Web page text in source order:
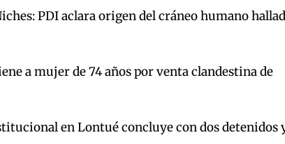
PDI aclara origen del cráneo humano
a mujer de 74 años por venta clandestina de
en Lontué concluye con dos detenidos